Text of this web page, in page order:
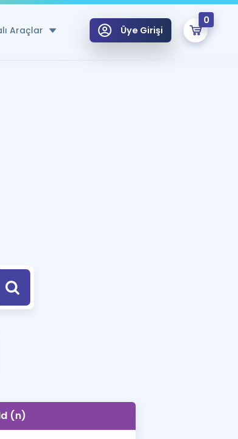
Araçlar
Aracı
için Öneriler
İlgili Haberler
Üye Girişi
0
seni sınava hazırlayacak onlarca eğitim seni bekliyor!
(n)